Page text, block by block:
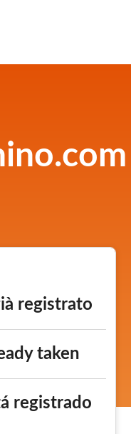
registrato
taken
registrado